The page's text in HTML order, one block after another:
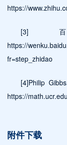
https://
[3]
https://
fr=step_zhidao
[4]Philip
https://
附件下载